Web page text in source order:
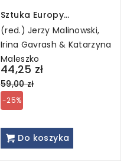
Sztuka Europy
Wschodniej, t. 4
(red.) Jerzy Malinowski,
Irina Gavrash & Katarzyna
Maleszko
44,25 zł
Regular
price
59,00 zł
-25%
Do koszyka